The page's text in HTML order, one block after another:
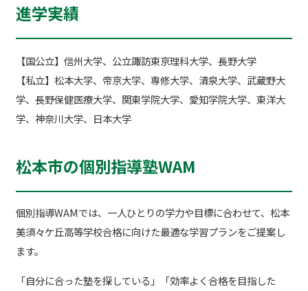
進学実績
【国公立】信州大学、公立諏訪東京理科大学、長野大学
【私立】松本大学、帝京大学、専修大学、清泉大学、武蔵野大
学、長野保健医療大学、関東学院大学、愛知学院大学、東洋大
学、神奈川大学、日本大学
松本市の個別指導塾WAM
個別指導WAMでは、一人ひとりの学力や目標に合わせて、松本
美須々ケ丘高等学校合格に向けた最適な学習プランをご提案し
ます。
「自分に合った塾を探している」「効率よく合格を目指した